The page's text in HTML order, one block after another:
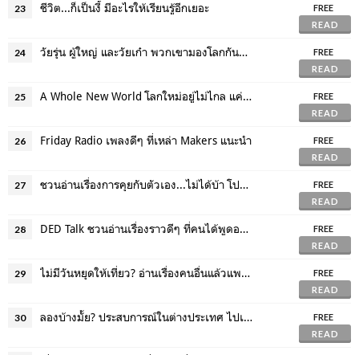
23 ชีวิต...ก็เป็นงี้ มีอะไรให้เรียนรู้อีกเยอะ
FREE
READ
24 วัยรุ่น ผู้ใหญ่ และวัยเก๋า พวกเขามองโลกกันแบบไหน
FREE
READ
25 A Whole New World โลกใหม่อยู่ไม่ไกล แค่ลองออกเดินทาง
FREE
READ
26 Friday Radio เพลงดีๆ ที่เหล่า Makers แนะนำ
FREE
READ
27 ชวนอ่านเรื่องการคุยกับตัวเอง...ไม่ได้บ้า โปรดเรียกว่าสำรวจจิตใจ
FREE
READ
28 DED Talk ชวนอ่านเรื่องราวดีๆ ที่คนได้พูดออกไป
FREE
READ
29 ไม่มีวันหยุดให้เที่ยว? อ่านเรื่องคนอื่นแล้วแพลนทริปเปรี้ยวๆ ก็ได้!
FREE
READ
30 ลองบ้างมั้ย? ประสบการณ์ในต่างประเทศ ไปเป็นต่างด้าว ย่ำเท้าต่างเมือง
FREE
READ